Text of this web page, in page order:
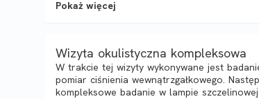
Pokaż więcej
Wizyta okulistyczna kompleksowa
W trakcie tej wizyty wykonywane jest
pomiar ciśnienia wewnątrzgałkowego.
kompleksowe badanie w lampie